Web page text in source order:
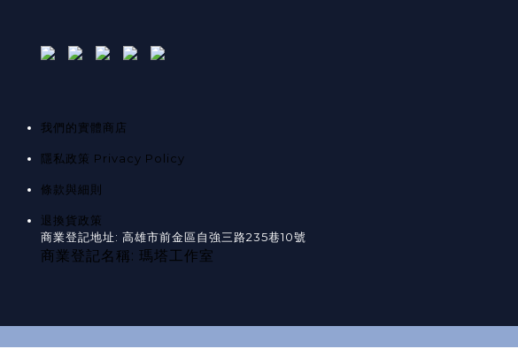
我們的實體商店
隱私政策 Privacy Policy
條款與細則
退換貨政策
商業登記地址: 高雄市前金區自強三路235巷10號
商業登記名稱: 瑪塔工作室